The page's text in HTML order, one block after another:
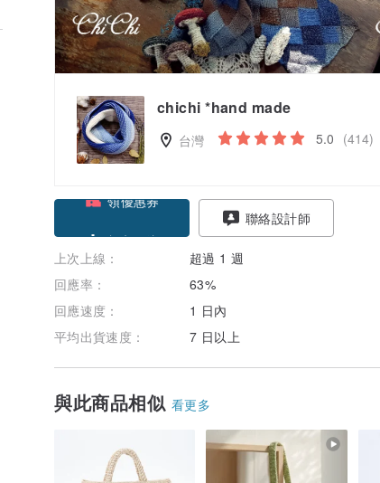
chichi *hand made
台灣 5.0 (414)
加入關注
聯絡設計師
上次上線：
超過 1 週
回應率：
63%
回應速度：
1 日內
平均出貨速度：
7 日以上
與此商品相似 看更多